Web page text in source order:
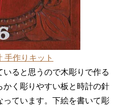
手作りキット
ると思うので木彫りで作る
く彫りやすい板と時計の針
ています。下絵を書いて彫